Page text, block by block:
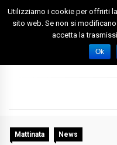
Skip
Foggia News
Mattinata News
Utilizziamo i cookie per offrirti
sito web. Se non si
accetta la
Ok